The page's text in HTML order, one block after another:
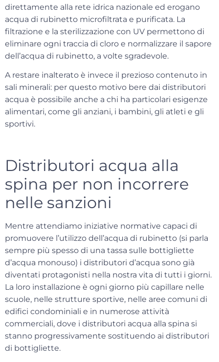
direttamente alla rete idrica nazionale ed erogano
acqua di rubinetto microfiltrata e purificata. La
filtrazione e la sterilizzazione con UV permettono di
eliminare ogni traccia di cloro e normalizzare il sapore
dell’acqua di rubinetto, a volte sgradevole.
A restare inalterato è invece il prezioso contenuto in
sali minerali: per questo motivo bere dai distributori
acqua è possibile anche a chi ha particolari esigenze
alimentari, come gli anziani, i bambini, gli atleti e gli
sportivi.
Distributori acqua alla
spina per non incorrere
nelle sanzioni
Mentre attendiamo iniziative normative capaci di
promuovere l’utilizzo dell’acqua di rubinetto (si parla
sempre più spesso di una tassa sulle bottigliette
d’acqua monouso) i distributori d’acqua sono già
diventati protagonisti nella nostra vita di tutti i giorni.
La loro installazione è ogni giorno più capillare nelle
scuole, nelle strutture sportive, nelle aree comuni di
edifici condominiali e in numerose attività
commerciali, dove i distributori acqua alla spina si
stanno progressivamente sostituendo ai distributori
di bottigliette.